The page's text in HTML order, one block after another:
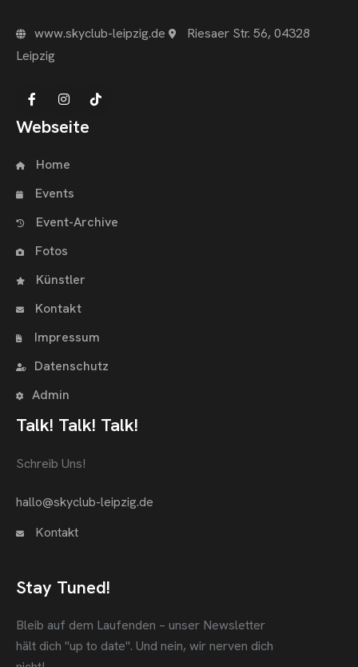
www.skyclub-leipzig.de
Riesaer Str. 56, 04328
Leipzig
Webseite
Home
Events
Event-Archive
Fotos
Künstler
Kontakt
Impressum
Datenschutz
Admin
Talk! Talk! Talk!
Schreib Uns!
hallo@skyclub-leipzig.de
Kontakt
Stay Tuned!
Bleib auf dem Laufenden – unser Newsletter
hält dich "up to date". Und nein, wir nerven dich